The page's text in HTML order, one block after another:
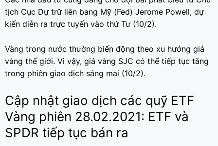
tịch Cục Dự trữ liên bang Mỹ (Fed) Jerome Powell, dự
kiến diễn ra trực tuyến vào thứ Tư (10/2).
Vàng trong nước thường biến động theo xu hướng giá
vàng thế giới. Vì vậy, giá vàng SJC có thể tiếp tục tăng
trong phiên giao dịch sáng mai (10/2).
Cập nhật giao dịch các quỹ ETF
Vàng phiên 28.02.2021: ETF và
SPDR tiếp tục bán ra